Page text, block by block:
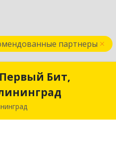
партнеры
Бит,
1С:Первый